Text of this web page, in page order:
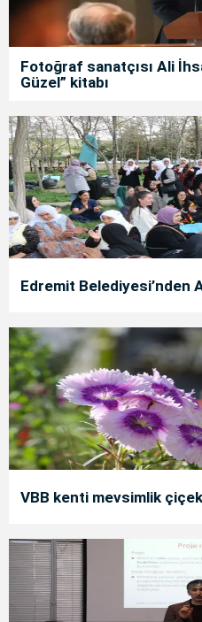
Fotoğraf sanatçısı Ali
Güzel” kitabı
Edremit Belediyesi’nden
VBB kenti mevsimlik